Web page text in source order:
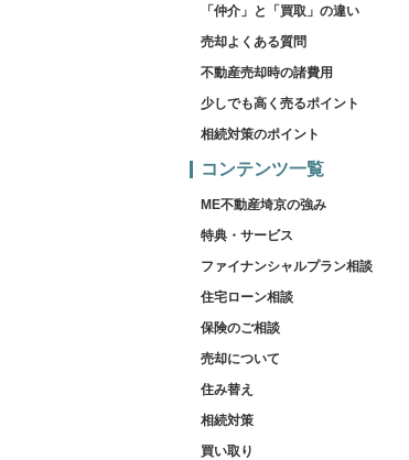
「仲介」と「買取」の違い
売却よくある質問
不動産売却時の諸費用
少しでも高く売るポイント
相続対策のポイント
コンテンツ一覧
ME不動産埼京の強み
特典・サービス
ファイナンシャルプラン相談
住宅ローン相談
保険のご相談
売却について
住み替え
相続対策
買い取り